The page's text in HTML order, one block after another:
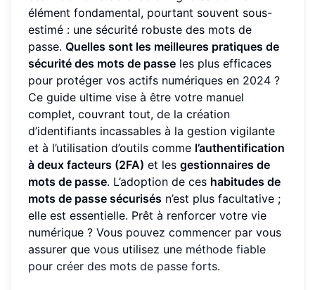
élément fondamental, pourtant souvent sous-
estimé : une sécurité robuste des mots de
passe. Quelles sont les meilleures pratiques de
sécurité des mots de passe les plus efficaces
pour protéger vos actifs numériques en 2024 ?
Ce guide ultime vise à être votre manuel
complet, couvrant tout, de la création
d’identifiants incassables à la gestion vigilante
et à l’utilisation d’outils comme l’authentification
à deux facteurs (2FA) et les gestionnaires de
mots de passe. L’adoption de ces habitudes de
mots de passe sécurisés n’est plus facultative ;
elle est essentielle. Prêt à renforcer votre vie
numérique ? Vous pouvez commencer par vous
assurer que vous utilisez une méthode fiable
pour créer des mots de passe forts.